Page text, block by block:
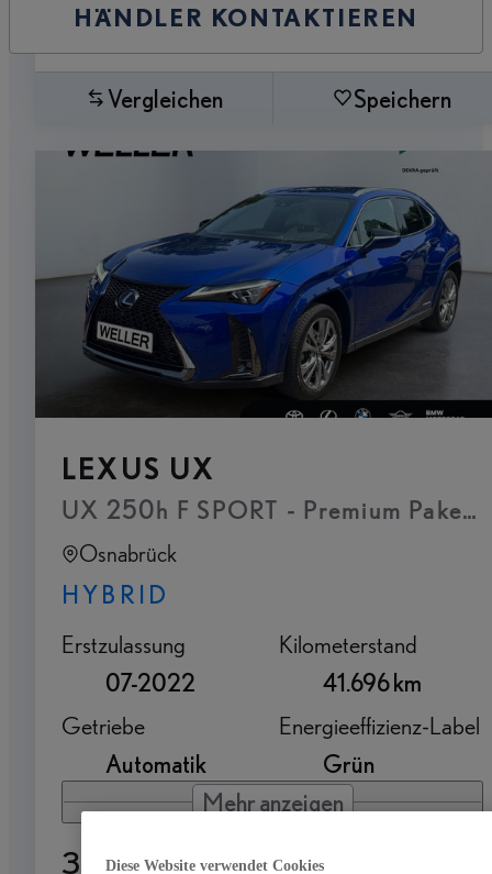
HÄNDLER KONTAKTIEREN
Vergleichen Speichern
LEXUS UX
UX 250h F SPORT - Premium Paket
Osnabrück
HYBRID
Erstzulassung
07-2022
Kilometerstand
41.696 km
Getriebe
Automatik
Energieeffizienz-Label
Grün
Mehr anzeigen
33.990 €
Diese Website verwendet Cookies